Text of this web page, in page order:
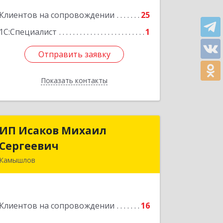
Клиентов на сопровождении
25
1С:Специалист
1
Отправить заявку
Показать контакты
Подробнее
Отправить заявку
Назад
ИП Исаков Михаил
Сергеевич
Камышлов
Клиентов на сопровождении 16
ИП Исаков Михаил
Подробнее